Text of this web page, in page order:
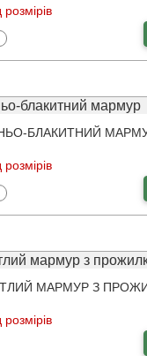
розмірів
БЛАКИТНИЙ
розмірів
МАРМУР З
розмірів